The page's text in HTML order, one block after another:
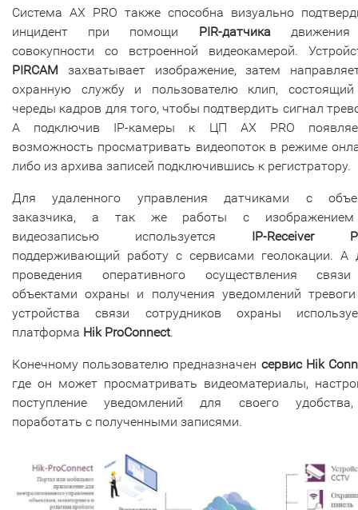
Система AX PRO также способна визуально
инцидент при помощи PIR-датчика
совокупности со встроенной видеокамерой.
PIRCAM захватывает изображение, затем
охранную службу и пользователю клип,
череды кадров для того, чтобы подтвердить сигнал
А подключив IP-камеры к ЦП AX PRO
возможность просматривать видеопоток в режиме
либо из архива записей подключившись к регистратору.
Для удаленного управления датчиками с
заказчика, а так же работы с
видеозаписью используется IP-Receiver
поддерживающий работу с сервисами геолокации. А
проведения оперативного осуществления
объектами охраны и получения уведомлений
устройства связи сотрудников охраны
платформа Hik ProConnect.
Конечному пользователю предназначен сервис Hik
где он может просматривать видеоматериалы,
поступление уведомлений для своего
поработать с полученными записями.